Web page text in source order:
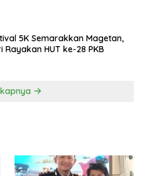
5K Semarakkan Magetan,
Rayakan HUT ke-28 PKB